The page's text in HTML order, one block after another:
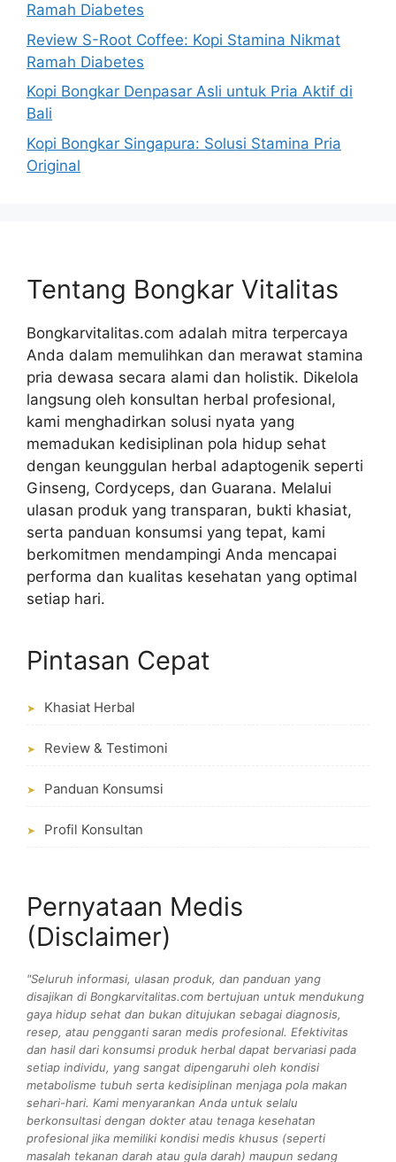
Ramah Diabetes
Review S-Root Coffee: Kopi Stamina Nikmat
Ramah Diabetes
Kopi Bongkar Denpasar Asli untuk Pria Aktif di
Bali
Kopi Bongkar Singapura: Solusi Stamina Pria
Original
Tentang Bongkar Vitalitas
Bongkarvitalitas.com adalah mitra terpercaya
Anda dalam memulihkan dan merawat stamina
pria dewasa secara alami dan holistik. Dikelola
langsung oleh konsultan herbal profesional,
kami menghadirkan solusi nyata yang
memadukan kedisiplinan pola hidup sehat
dengan keunggulan herbal adaptogenik seperti
Ginseng, Cordyceps, dan Guarana. Melalui
ulasan produk yang transparan, bukti khasiat,
serta panduan konsumsi yang tepat, kami
berkomitmen mendampingi Anda mencapai
performa dan kualitas kesehatan yang optimal
setiap hari.
Pintasan Cepat
➤ Khasiat Herbal
➤ Review & Testimoni
➤ Panduan Konsumsi
➤ Profil Konsultan
Pernyataan Medis
(Disclaimer)
"Seluruh informasi, ulasan produk, dan panduan yang
disajikan di Bongkarvitalitas.com bertujuan untuk mendukung
gaya hidup sehat dan bukan ditujukan sebagai diagnosis,
resep, atau pengganti saran medis profesional. Efektivitas
dan hasil dari konsumsi produk herbal dapat bervariasi pada
setiap individu, yang sangat dipengaruhi oleh kondisi
metabolisme tubuh serta kedisiplinan menjaga pola makan
sehari-hari. Kami menyarankan Anda untuk selalu
berkonsultasi dengan dokter atau tenaga kesehatan
profesional jika memiliki kondisi medis khusus (seperti
masalah tekanan darah atau gula darah) maupun sedang